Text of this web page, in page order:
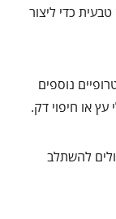
כדי ליצור
נוספים
עץ או חיפוי דק.
להשתלב